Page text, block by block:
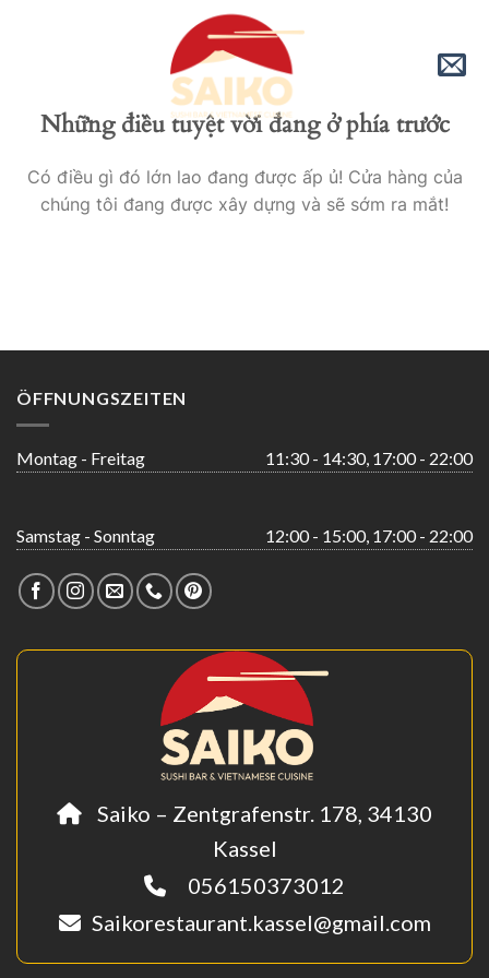
Những điều tuyệt vời đang ở phía trước
Có điều gì đó lớn lao đang được ấp ủ! Cửa hàng của
chúng tôi đang được xây dựng và sẽ sớm ra mắt!
ÖFFNUNGSZEITEN
Montag - Freitag 11:30 - 14:30, 17:00 - 22:00
Samstag - Sonntag 12:00 - 15:00, 17:00 - 22:00
Saiko – Zentgrafenstr. 178, 34130
Kassel
056150373012
Saikorestaurant.kassel@gmail.com